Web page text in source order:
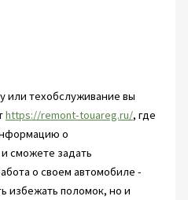
или техобслуживание вы
https://remont-touareg.ru/, где
о
сможете задать
о своем автомобиле -
избежать поломок, но и